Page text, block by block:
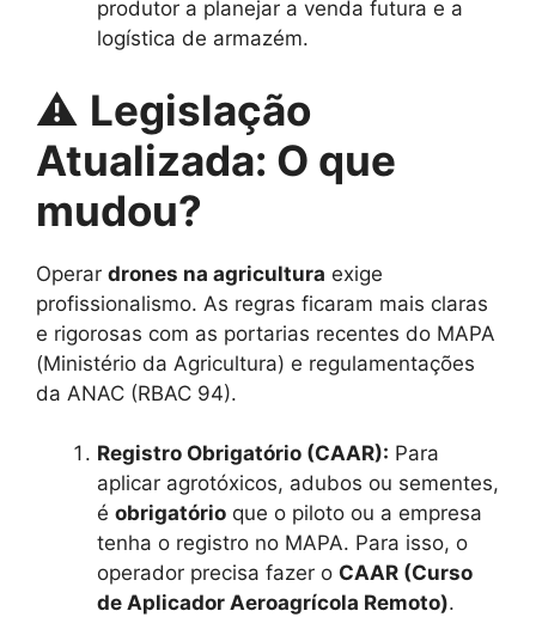
produtor a planejar a venda futura e a
logística de armazém.
⚠️ Legislação
Atualizada: O que
mudou?
Operar drones na agricultura exige
profissionalismo. As regras ficaram mais claras
e rigorosas com as portarias recentes do MAPA
(Ministério da Agricultura) e regulamentações
da ANAC (RBAC 94).
Registro Obrigatório (CAAR): Para
aplicar agrotóxicos, adubos ou sementes,
é obrigatório que o piloto ou a empresa
tenha o registro no MAPA. Para isso, o
operador precisa fazer o CAAR (Curso
de Aplicador Aeroagrícola Remoto).